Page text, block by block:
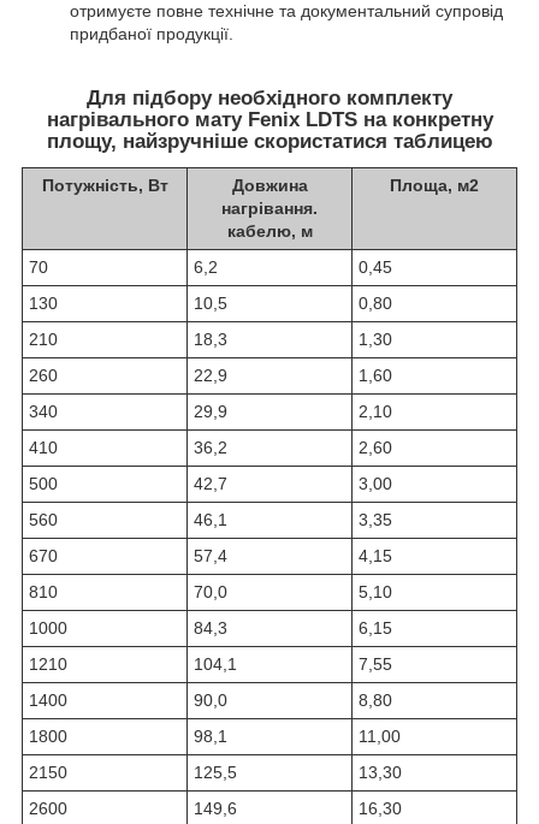
отримуєте повне технічне та документальний супровід
придбаної продукції.
Для підбору необхідного комплекту
нагрівального мату Fenix LDTS на конкретну
площу, найзручніше скористатися таблицею
Потужність, Вт
Довжина
нагрівання.
кабелю, м
Площа, м2
70 6,2
0,45
130
10,5
0,80
210
18,3
1,30
260
22,9
1,60
340
29,9
2,10
410
36,2
2,60
500
42,7
3,00
560
46,1
3,35
670
57,4
4,15
810
70,0
5,10
1000
84,3
6,15
1210
104,1
7,55
1400
90,0
8,80
1800
98,1
11,00
2150
125,5
13,30
2600
149,6 16,30